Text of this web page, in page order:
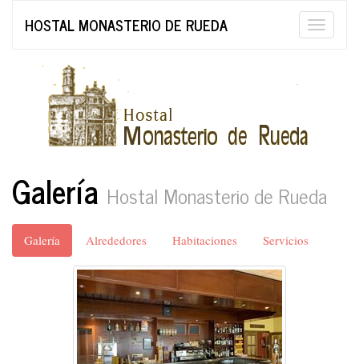
Toggle
HOSTAL MONASTERIO DE RUEDA
Galería Hostal Monasterio de Rueda
Galería Alrededores Habitaciones Servicios